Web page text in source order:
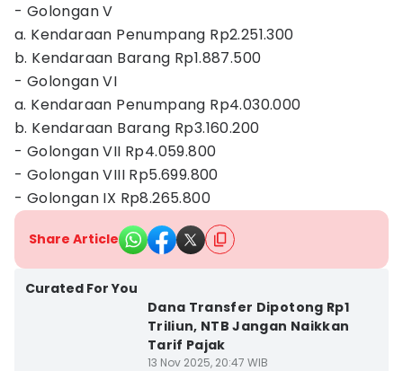
- Golongan V
a. Kendaraan Penumpang Rp2.251.300
b. Kendaraan Barang Rp1.887.500
- Golongan VI
a. Kendaraan Penumpang Rp4.030.000
b. Kendaraan Barang Rp3.160.200
- Golongan VII Rp4.059.800
- Golongan VIII Rp5.699.800
- Golongan IX Rp8.265.800
Share Article
Curated For You
Dana Transfer Dipotong Rp1
Triliun, NTB Jangan Naikkan
Tarif Pajak
13 Nov 2025, 20:47 WIB